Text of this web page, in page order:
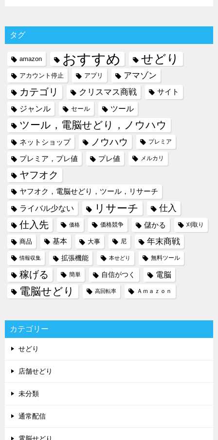
タグ
amazon おすすめ せどり
アカウント停止 アプリ アマゾン
カテゴリ クリスマス商戦 サイト
ジャンル セール ツール
ツール，電脳せどり，ノウハウ
ネットショップ ノウハウ プレミア
プレミア，プレ値 プレ値 メルカリ
ヤフオク
ヤフオク，電脳せどり，ツール，リサーチ
ライバル少ない リサーチ 仕入
仕入先 価格 価格競争 儲かる 刈取り
商品 基本 大事 尼 年末商戦
情報収集 拡張機能 本せどり 無料ツール
稼げる 簡単 自信がつく 電脳
電脳せどり 高回転率 Ａｍａｚｏｎ
カテゴリー
せどり
店舗せどり
未分類
通常配信